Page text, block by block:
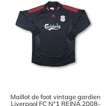
Maillot de foot vintage gardien
Liverpool FC N°1 REINA 2008-